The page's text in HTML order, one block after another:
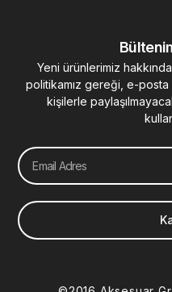
Yeni ürünlerimiz
politikamız gereği, e-
kişilerle
Email